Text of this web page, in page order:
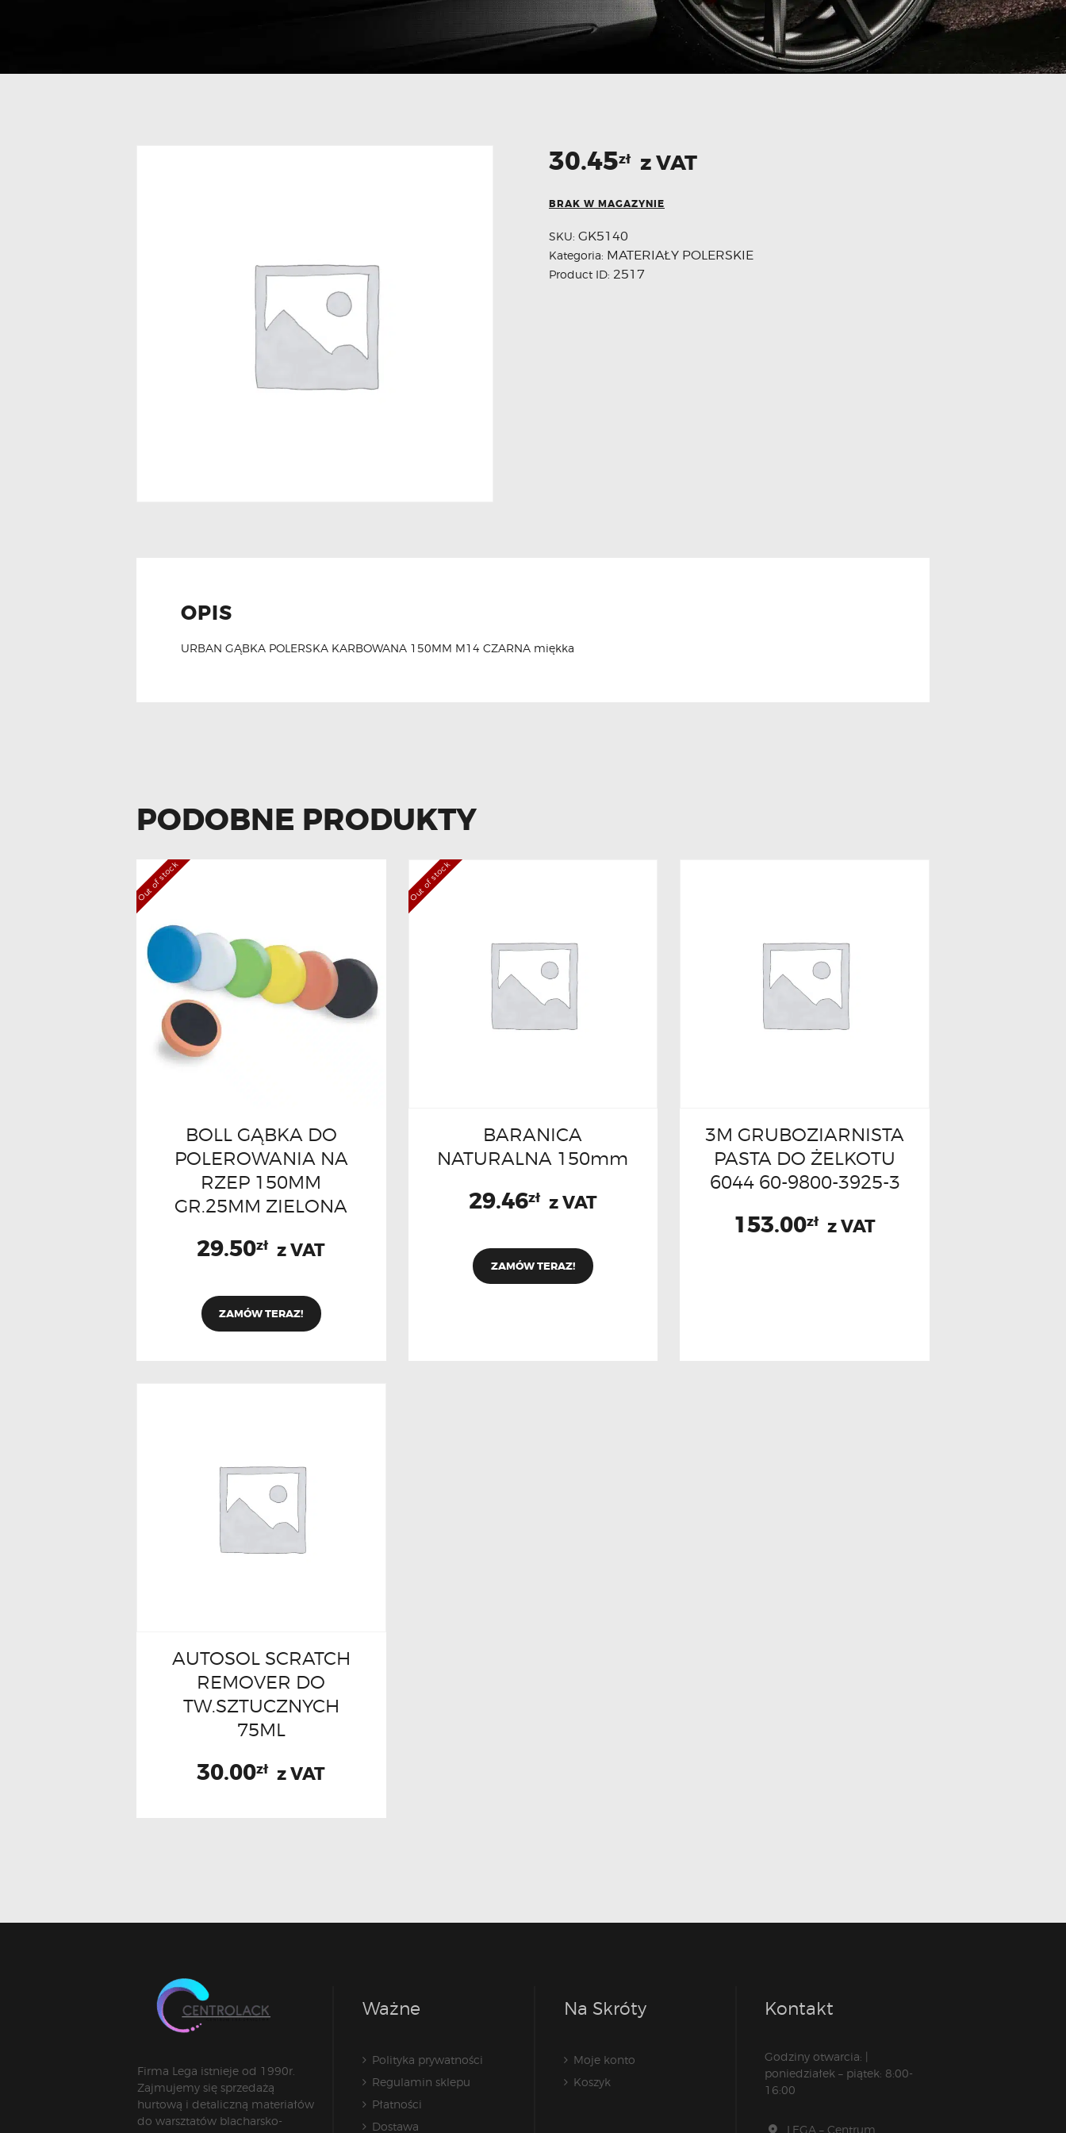
30.45zł z VAT
BRAK W MAGAZYNIE
SKU: GK5140
Kategoria: MATERIAŁY POLERSKIE
Product ID: 2517
OPIS
URBAN GĄBKA POLERSKA KARBOWANA 150MM M14 CZARNA miękka
PODOBNE PRODUKTY
Out of stock
BOLL GĄBKA DO
POLEROWANIA NA
RZEP 150MM
GR.25MM ZIELONA
29.50zł z VAT
ZAMÓW TERAZ!
Out of stock
BARANICA
NATURALNA 150mm
29.46zł z VAT
ZAMÓW TERAZ!
3M GRUBOZIARNISTA
PASTA DO ŻELKOTU
6044 60-9800-3925-3
153.00zł z VAT
AUTOSOL SCRATCH
REMOVER DO
TW.SZTUCZNYCH
75ML
30.00zł z VAT
Firma Lega istnieje od 1990r.
Zajmujemy się sprzedażą
hurtową i detaliczną materiałów
do warsztatów blacharsko-
Ważne
Polityka prywatności
Regulamin sklepu
Płatności
Dostawa
Na Skróty
Moje konto
Koszyk
Kontakt
Godziny otwarcia: |
poniedziałek – piątek: 8:00-
16:00
LEGA – Centrum